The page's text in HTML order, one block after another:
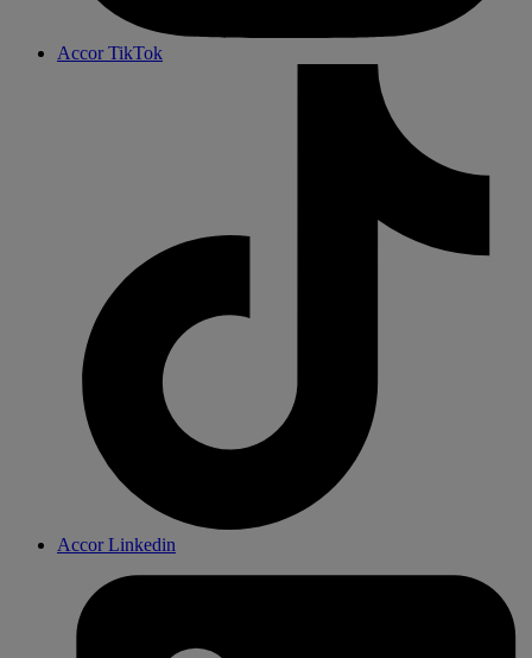
Accor TikTok
Accor Linkedin